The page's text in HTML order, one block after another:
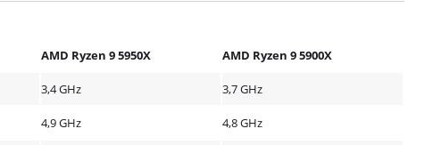
AMD Ryzen 9 5950X AMD Ryzen 9 5900X
3,4 GHz 3,7 GHz
4,9 GHz 4,8 GHz